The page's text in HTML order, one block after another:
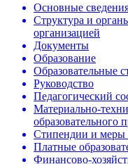
Основные
Структура и
организацией
Документы
Образование
Образовательные
Руководство
Педагогический
Материально-
образовательного
Стипендии и меры
Платные
Финансово-